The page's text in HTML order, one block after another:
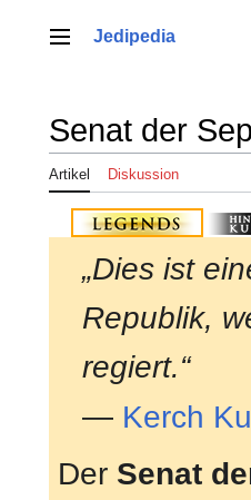
springenHauptmenü
Jedipedia
Senat der
Artikel Diskussion
„Dies ist
Republik,
regiert.“
— Kerch
Der Senat